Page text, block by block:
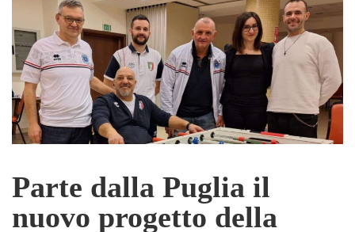
Parte dalla Puglia il
nuovo progetto della